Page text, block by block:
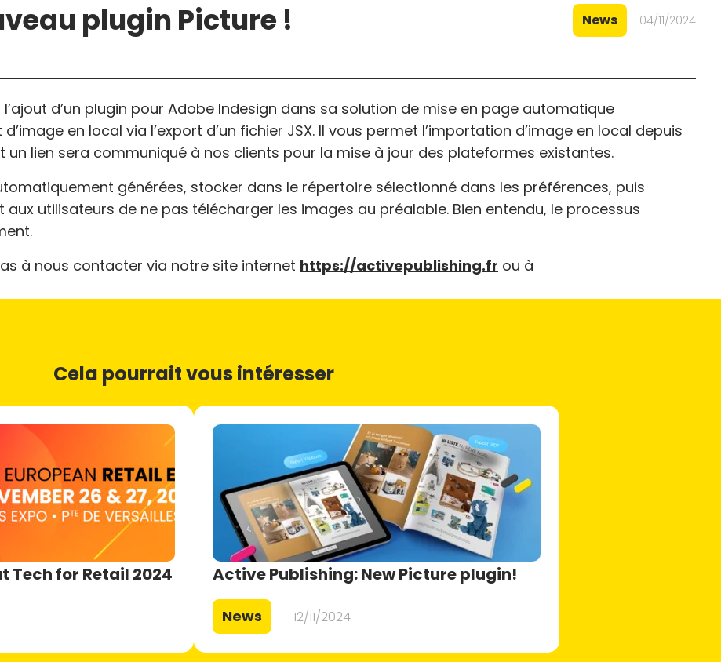
plugin Picture ! News 04/11/2024
d’un plugin pour Adobe Indesign dans sa solution de mise en page automatique
en local via l’export d’un fichier JSX. Il vous permet l’importation d’image en local depuis
un lien sera communiqué à nos clients pour la mise à jour des plateformes existantes.
générées, stocker dans le répertoire sélectionné dans les préférences, puis
utilisateurs de ne pas télécharger les images au préalable. Bien entendu, le processus
à nous contacter via notre site internet https://activepublishing.fr ou à
Cela pourrait vous intéresser
Tech for Retail 2024 Active Publishing: New Picture plugin!
News 12/11/2024